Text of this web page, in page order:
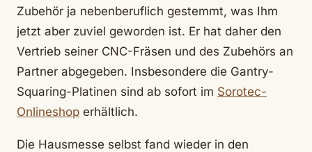
Zubehör ja nebenberuflich gestemmt, was Ihm
jetzt aber zuviel geworden ist. Er hat daher den
Vertrieb seiner CNC-Fräsen und des Zubehörs an
Partner abgegeben. Insbesondere die Gantry-
Squaring-Platinen sind ab sofort im Sorotec-
Onlineshop erhältlich.
Die Hausmesse selbst fand wieder in den